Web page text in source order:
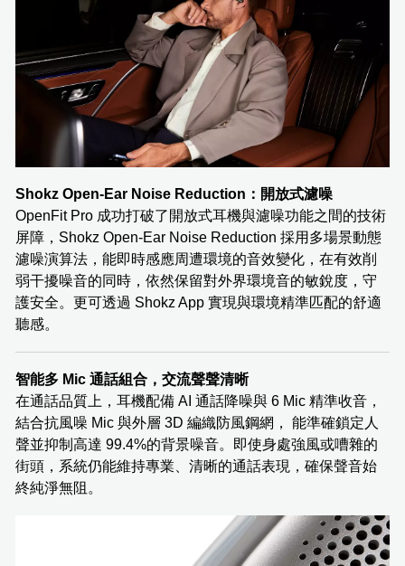
Shokz Open-Ear Noise Reduction：開放式濾噪
OpenFit Pro 成功打破了開放式耳機與濾噪功能之間的技術
屏障，Shokz Open-Ear Noise Reduction 採用多場景動態
濾噪演算法，能即時感應周遭環境的音效變化，在有效削
弱干擾噪音的同時，依然保留對外界環境音的敏銳度，守
護安全。更可透過 Shokz App 實現與環境精準匹配的舒適
聽感。
智能多 Mic 通話組合，交流聲聲清晰
在通話品質上，耳機配備 AI 通話降噪與 6 Mic 精準收音，
結合抗風噪 Mic 與外層 3D 編織防風鋼網， 能準確鎖定人
聲並抑制高達 99.4%的背景噪音。即使身處強風或嘈雜的
街頭，系統仍能維持專業、清晰的通話表現，確保聲音始
終純淨無阻。